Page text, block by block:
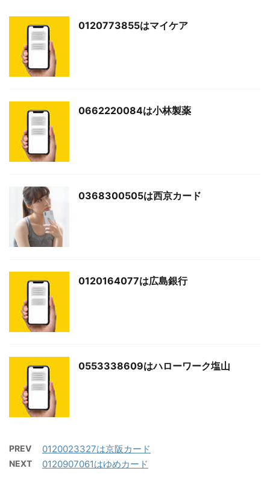
0120773855はマイケア
0662220084は小林製薬
0368300505は西京カード
0120164077は広島銀行
0553338609はハローワーク塩山
PREV 0120023327は京阪カード
NEXT 0120907061はゆめカード